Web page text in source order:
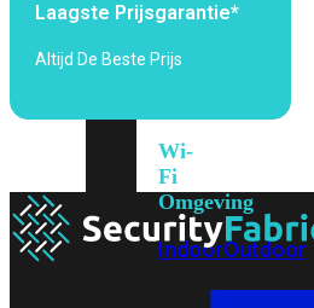
Fi
6E
Fi
Wi-
Fi
Omgeving
IndoorOutdoor
Laagste Prijsgarantie*
Altijd De Beste Prijs